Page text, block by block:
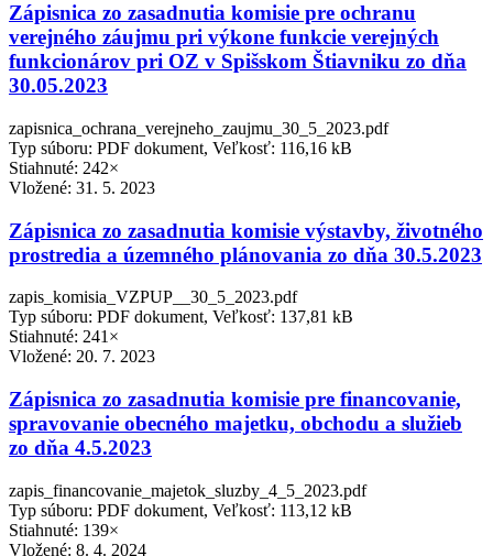
Zápisnica zo zasadnutia komisie pre ochranu
verejného záujmu pri výkone funkcie verejných
funkcionárov pri OZ v Spišskom Štiavniku zo dňa
30.05.2023
zapisnica_ochrana_verejneho_zaujmu_30_5_2023.pdf
Typ súboru: PDF dokument, Veľkosť: 116,16 kB
Stiahnuté: 242×
Vložené: 31. 5. 2023
Zápisnica zo zasadnutia komisie výstavby, životného
prostredia a územného plánovania zo dňa 30.5.2023
zapis_komisia_VZPUP__30_5_2023.pdf
Typ súboru: PDF dokument, Veľkosť: 137,81 kB
Stiahnuté: 241×
Vložené: 20. 7. 2023
Zápisnica zo zasadnutia komisie pre financovanie,
spravovanie obecného majetku, obchodu a služieb
zo dňa 4.5.2023
zapis_financovanie_majetok_sluzby_4_5_2023.pdf
Typ súboru: PDF dokument, Veľkosť: 113,12 kB
Stiahnuté: 139×
Vložené: 8. 4. 2024